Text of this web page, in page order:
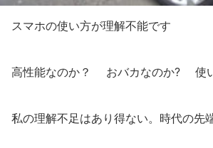
スマホの使い方が理解不能です
高性能なのか？ おバカなのか? 使い
私の理解不足はあり得ない。時代の先